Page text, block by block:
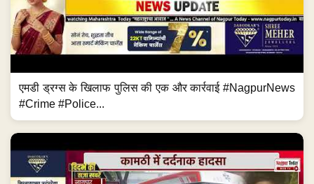
एमडी ड्रग्स के खिलाफ पुलिस की एक और कार्रवाई #NagpurNews
#Crime #Police...